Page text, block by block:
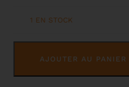
1 EN STOCK
QUANTITÉ
AJOUTER AU PANIER